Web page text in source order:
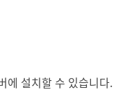
에 설치할 수 있습니다.